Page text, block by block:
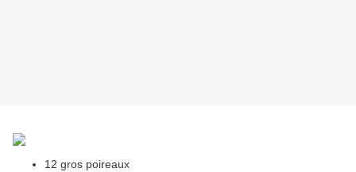
12 gros poireaux